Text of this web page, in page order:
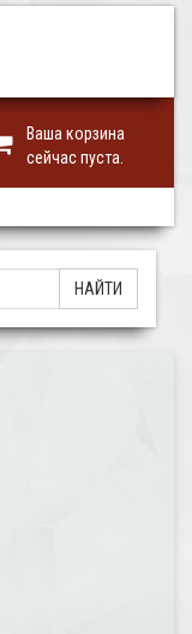
Ваша корзина
сейчас пуста.